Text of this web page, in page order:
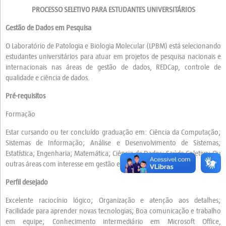
PROCESSO SELETIVO PARA ESTUDANTES UNIVERSITÁRIOS
Gestão de Dados em Pesquisa
O Laboratório de Patologia e Biologia Molecular (LPBM) está selecionando
estudantes universitários para atuar em projetos de pesquisa nacionais e
internacionais nas áreas de gestão de dados, REDCap, controle de
qualidade e ciência de dados.
Pré-requisitos
Formação
Estar cursando ou ter concluído graduação em: Ciência da Computação;
Sistemas de Informação; Análise e Desenvolvimento de Sistemas;
Estatística; Engenharia; Matemática; Ciência de Dados; Saúde Coletiva; Ou
outras áreas com interesse em gestão e análise de dados.
Perfil desejado
Excelente raciocínio lógico; Organização e atenção aos detalhes;
Facilidade para aprender novas tecnologias; Boa comunicação e trabalho
em equipe; Conhecimento intermediário em Microsoft Office,